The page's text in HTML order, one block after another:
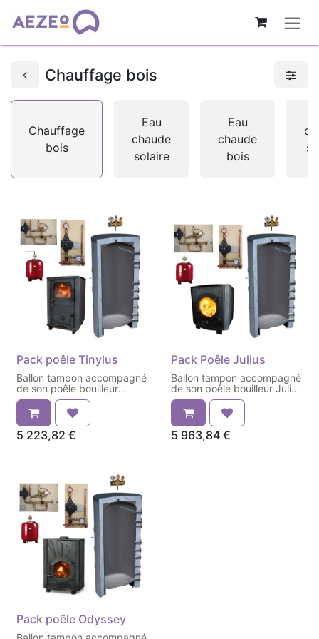
Chauffage bois
Chauffage
bois
Eau
chaude
solaire
Eau
chaude
bois
+
Pack poêle Tinylus
Ballon tampon accompagné
de son poêle bouilleur
Tinylus et de ses kits
5 223,82 €
Pack Poêle Julius
Ballon tampon accompagné
de son poêle bouilleur Julius
et de ses kits
5 963,84€
Pack poêle Odyssey